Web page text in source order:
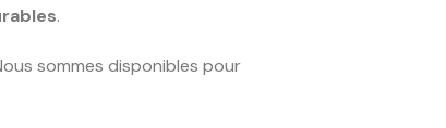
.
sommes disponibles pour